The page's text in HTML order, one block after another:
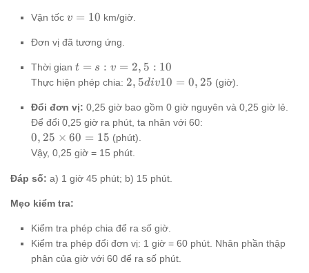
2,5
Vận tốc v
10
v = 10 km/giờ.
Đơn vị đã tương ứng.
Thời gian t
=
v
=
2,5
:
10
t = s : v = 2, 5 : 10
Thực hiện phép chia: 2,5
10
=
0,25
2, 5div10 = 0, 25 (giờ).
Đổi đơn vị: 0,25 giờ bao gồm 0 giờ nguyên và 0,25 giờ lẻ.
Để đổi 0,25 giờ ra phút, ta nhân với 60:
0,25
\times
15
0, 25 × 60 = 15 (phút).
Vậy, 0,25 giờ = 15 phút.
Đáp số: a) 1 giờ 45 phút; b) 15 phút.
Mẹo kiểm tra:
Kiểm tra phép chia để ra số giờ.
Kiểm tra phép đổi đơn vị: 1 giờ = 60 phút. Nhân phần thập
phân của giờ với 60 để ra số phút.